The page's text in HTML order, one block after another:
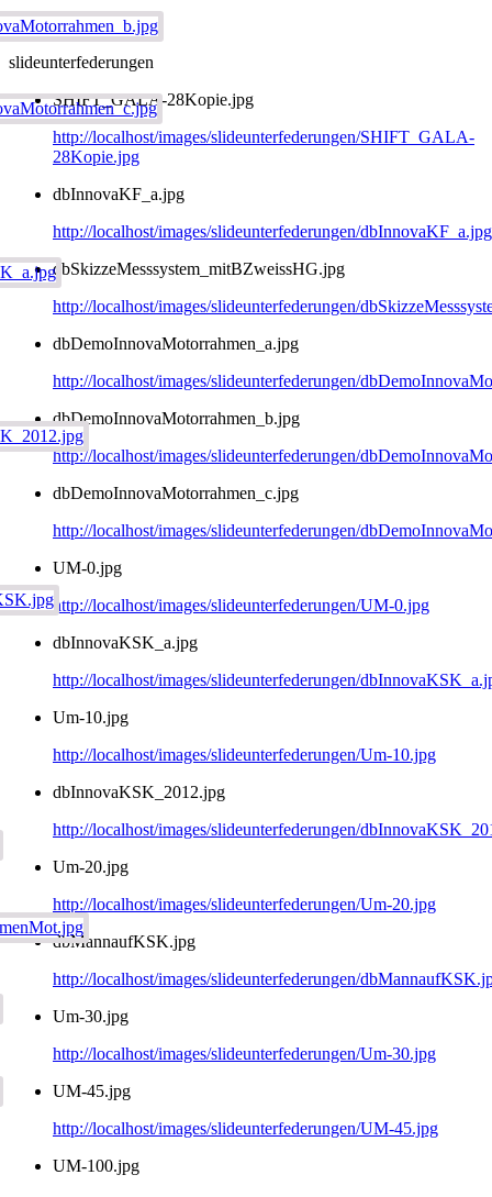
slideunterfederungen
SHIFT_GALA-28Kopie.jpg
http://localhost/images/slideunterfederungen/SHIFT_GALA-
28Kopie.jpg
dbInnovaKF_a.jpg
http://localhost/images/slideunterfederungen/dbInnovaKF_a.jpg
dbSkizzeMesssystem_mitBZweissHG.jpg
http://localhost/images/slideunterfederungen/
dbDemoInnovaMotorrahmen_a.jpg
http://localhost/images/slideunterfederungen/
dbDemoInnovaMotorrahmen_b.jpg
http://localhost/images/slideunterfederungen/
dbDemoInnovaMotorrahmen_c.jpg
http://localhost/images/slideunterfederungen/
UM-0.jpg
http://localhost/images/slideunterfederungen/UM-0.jpg
dbInnovaKSK_a.jpg
http://localhost/images/slideunterfederungen/
Um-10.jpg
http://localhost/images/slideunterfederungen/Um-10.jpg
dbInnovaKSK_2012.jpg
http://localhost/images/slideunterfederungen/
Um-20.jpg
http://localhost/images/slideunterfederungen/Um-20.jpg
dbMannaufKSK.jpg
http://localhost/images/slideunterfederungen/
Um-30.jpg
http://localhost/images/slideunterfederungen/Um-30.jpg
UM-45.jpg
http://localhost/images/slideunterfederungen/UM-45.jpg
UM-100.jpg